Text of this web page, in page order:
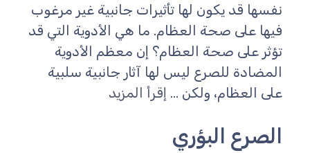
نفسها قد يكون لها تأثيرات جانبية غير مرغوب
فيها على صحة العظام. ما هي الأدوية التي قد
تؤثر على صحة العظام؟ إن معظم الأدوية
المضادة للصرع ليس لها آثار جانبية سلبية
على العظام، ولكن ... إقرأ المزيد
الصرع البؤري